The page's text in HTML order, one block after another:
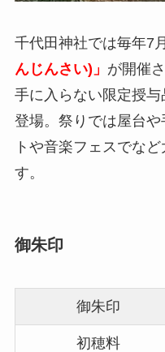
千代田神社では毎年7
んじんさい)」 が開催
手に入らない限定授
登場。祭りでは屋台
トや音楽フェスでな
す。
御朱印
御朱印
初穂料